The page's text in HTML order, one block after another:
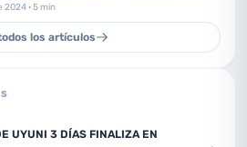
2024· 5 min
los artículos
UYUNI 3 DÍAS FINALIZA EN